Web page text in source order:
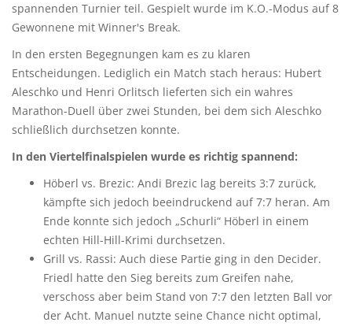
spannenden Turnier teil. Gespielt wurde im K.O.-Modus auf 8
Gewonnene mit Winner's Break.
In den ersten Begegnungen kam es zu klaren
Entscheidungen. Lediglich ein Match stach heraus: Hubert
Aleschko und Henri Orlitsch lieferten sich ein wahres
Marathon-Duell über zwei Stunden, bei dem sich Aleschko
schließlich durchsetzen konnte.
In den Viertelfinalspielen wurde es richtig spannend:
Höberl vs. Brezic: Andi Brezic lag bereits 3:7 zurück,
kämpfte sich jedoch beeindruckend auf 7:7 heran. Am
Ende konnte sich jedoch „Schurli“ Höberl in einem
echten Hill-Hill-Krimi durchsetzen.
Grill vs. Rassi: Auch diese Partie ging in den Decider.
Friedl hatte den Sieg bereits zum Greifen nahe,
verschoss aber beim Stand von 7:7 den letzten Ball vor
der Acht. Manuel nutzte seine Chance nicht optimal,